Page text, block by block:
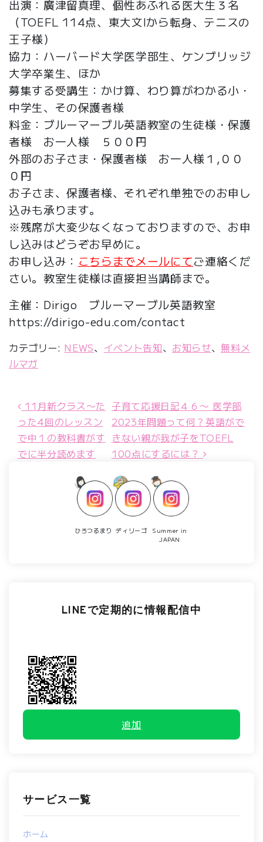
出演：廣津留真理、個性あふれる医大生３名
（TOEFL 114点、東大文Iから転身、テニスの
王子様）
協力：ハーバード大学医学部生、ケンブリッジ
大学卒業生、ほか
募集する受講生：かけ算、わり算がわかる小・
中学生、その保護者様
料金：ブルーマーブル英語教室の生徒様・保護
者様 お一人様 ５００円
外部のお子さま・保護者様 お一人様１,００
０円
お子さま、保護者様、それぞれ単独でのお申し
込みも承ります。
※残席が大変少なくなっておりますので、お申
し込みはどうぞお早めに。
お申し込み： こちらまでメールにてご連絡くだ
さい。教室生徒様は直接担当講師まで。
主催：Dirigo ブルーマーブル英語教室
https://dirigo-edu.com/contact
カテゴリー: NEWS、 イベント告知、 お知らせ、無料メ
ルマガ
投稿ナビゲーション
11月新クラス〜た
った4回のレッスン
で中１の教科書がす
でに半分読めます
子育て応援日記４６〜 医学部
2023年問題って何？英語がで
きない親が我が子をTOEFL
100点にするには？
ひろつるまり ディリーゴ
Summer in
JAPAN
LINEで定期的に情報配信中
追加
サービス一覧
ホーム